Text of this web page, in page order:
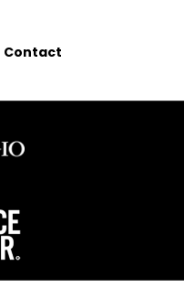
Contact